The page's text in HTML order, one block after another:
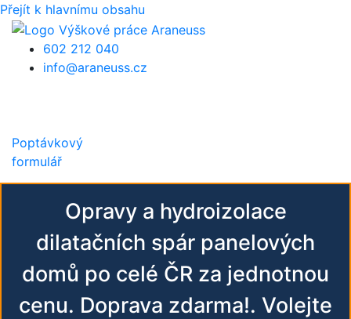
Přejít k hlavnímu obsahu
602 212 040
info@araneuss.cz
Poptávkový
formulář
Opravy a hydroizolace
dilatačních spár panelových
domů po celé ČR za jednotnou
cenu. Doprava zdarma!. Volejte